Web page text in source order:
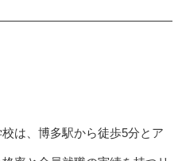
は、博多駅から徒歩5分とア